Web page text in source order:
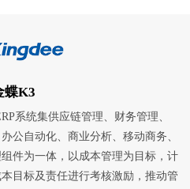
蝶K3
系统集供应链管理、财务管理、
公自动化、商业分析、移动商务、
件为一体，以成本管理为目标，计
目标及责任进行考核激励，推动管